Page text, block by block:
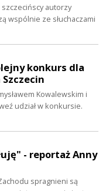
autorzy
wspólnie ze słuchaczami
konkurs dla
Szczecin
Kowalewskim i
udział w konkursie.
- reportaż Anny
spragnieni są